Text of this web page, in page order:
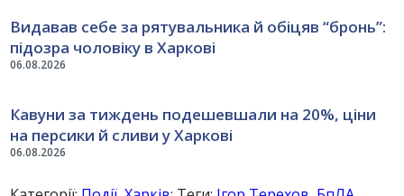
06.08.2026
Видавав себе за рятувальника й обіцяв “бронь”:
підозра чоловіку в Харкові
06.08.2026
Кавуни за тиждень подешевшали на 20%, ціни
на персики й сливи у Харкові